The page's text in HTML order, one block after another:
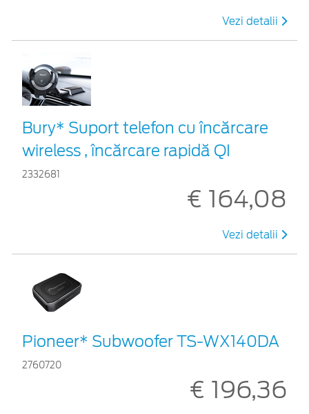
Vezi detalii
Bury* Suport telefon cu încărcare
wireless , încărcare rapidă QI
2332681
€ 164,08
Vezi detalii
Pioneer* Subwoofer TS-WX140DA
2760720
€ 196,36